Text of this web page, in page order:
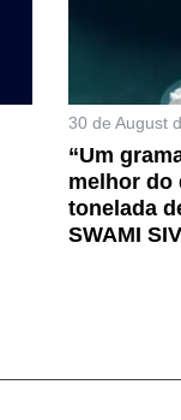
30 de August
“Um
melhor do
tonelada
SWAMI